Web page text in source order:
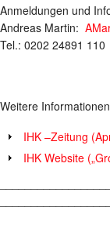
Anmeldungen und
Andreas Martin:
Tel.: 0202 24891 110
Weitere
IHK –Zeitung
IHK Website